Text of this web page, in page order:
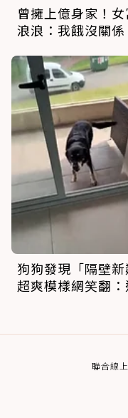
曾擁上億身家！
浪浪：我餓沒關
狗狗發現「隔壁
超爽模樣網笑翻
聯合線